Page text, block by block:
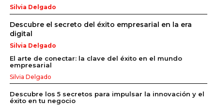
Silvia Delgado
Descubre el secreto del éxito empresarial en la era
digital
Silvia Delgado
El arte de conectar: la clave del éxito en el mundo
empresarial
Silvia Delgado
Descubre los 5 secretos para impulsar la innovación y el
éxito en tu negocio